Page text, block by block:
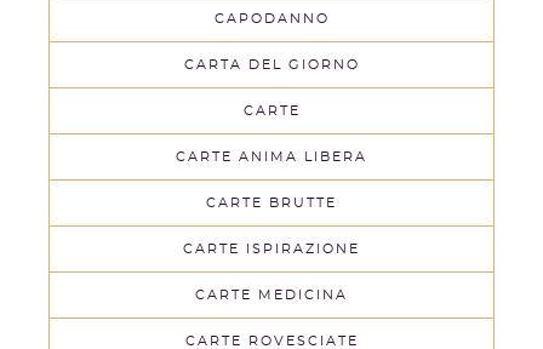
CAPODANNO
CARTA DEL GIORNO
CARTE
CARTE ANIMA LIBERA
CARTE BRUTTE
CARTE ISPIRAZIONE
CARTE MEDICINA
CARTE ROVESCIATE